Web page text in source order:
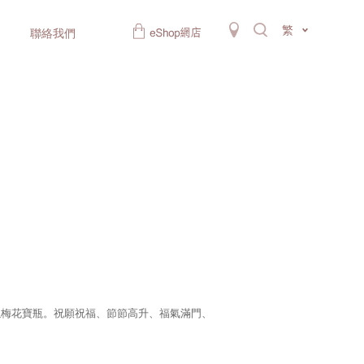
聯絡我們 繁
花寶瓶。祝願祝福、節節高升、福氣滿門、